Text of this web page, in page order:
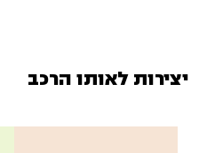
יצירות לאותו הרכב